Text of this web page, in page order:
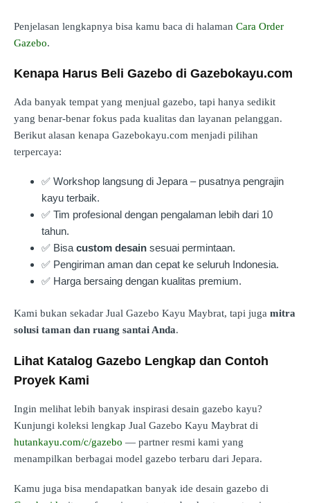
Penjelasan lengkapnya bisa kamu baca di halaman Cara Order
Gazebo.
Kenapa Harus Beli Gazebo di Gazebokayu.com
Ada banyak tempat yang menjual gazebo, tapi hanya sedikit
yang benar-benar fokus pada kualitas dan layanan pelanggan.
Berikut alasan kenapa Gazebokayu.com menjadi pilihan
terpercaya:
✅ Workshop langsung di Jepara – pusatnya pengrajin
kayu terbaik.
✅ Tim profesional dengan pengalaman lebih dari 10
tahun.
✅ Bisa custom desain sesuai permintaan.
✅ Pengiriman aman dan cepat ke seluruh Indonesia.
✅ Harga bersaing dengan kualitas premium.
Kami bukan sekadar Jual Gazebo Kayu Maybrat, tapi juga mitra
solusi taman dan ruang santai Anda.
Lihat Katalog Gazebo Lengkap dan Contoh
Proyek Kami
Ingin melihat lebih banyak inspirasi desain gazebo kayu?
Kunjungi koleksi lengkap Jual Gazebo Kayu Maybrat di
hutankayu.com/c/gazebo — partner resmi kami yang
menampilkan berbagai model gazebo terbaru dari Jepara.
Kamu juga bisa mendapatkan banyak ide desain gazebo di